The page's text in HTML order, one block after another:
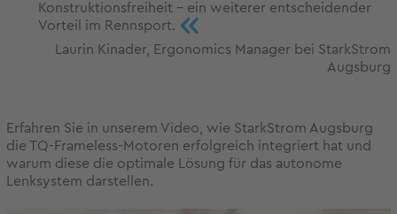
Konstruktionsfreiheit – ein weiterer entscheidender
Vorteil im Rennsport. «
Laurin Kinader, Ergonomics Manager bei StarkStrom
Augsburg
Erfahren Sie in unserem Video, wie StarkStrom Augsburg
die TQ-Frameless-Motoren erfolgreich integriert hat und
warum diese die optimale Lösung für das autonome
Lenksystem darstellen.